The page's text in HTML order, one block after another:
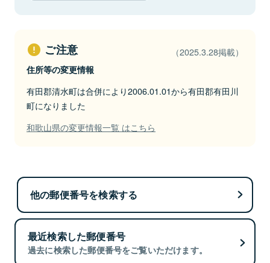
ご注意 （2025.3.28掲載）
住所等の変更情報
有田郡清水町は合併により2006.01.01から有田郡有田川
町になりました
和歌山県の変更情報一覧 はこちら
他の郵便番号を検索する
最近検索した郵便番号
過去に検索した郵便番号をご覧いただけます。